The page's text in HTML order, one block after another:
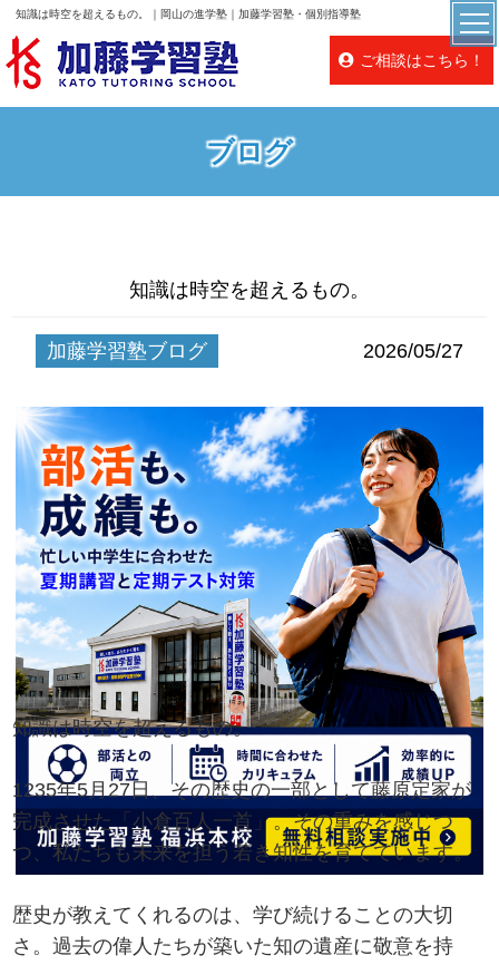
知識は時空を超えるもの。｜岡山の進学塾｜加藤学習塾・個別指導塾
ご相談はこちら！
ブログ
知識は時空を超えるもの。
加藤学習塾ブログ 2026/05/27
知識は時空を超えるもの。
1235年5月27日、その歴史の一部として藤原定家が
完成させた「小倉百人一首」。その重みを感じつ
つ、私たちも未来を担う若き知性を育てています。
歴史が教えてくれるのは、学び続けることの大切
さ。過去の偉人たちが築いた知の遺産に敬意を持